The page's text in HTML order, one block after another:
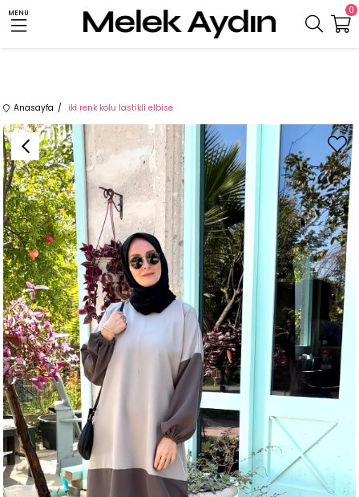
MENU 0
Anasayfa iki renk kolu lastikli elbise